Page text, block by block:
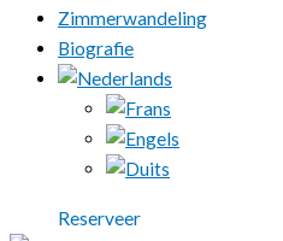
Zimmerwandeling
Biografie
Reserveer